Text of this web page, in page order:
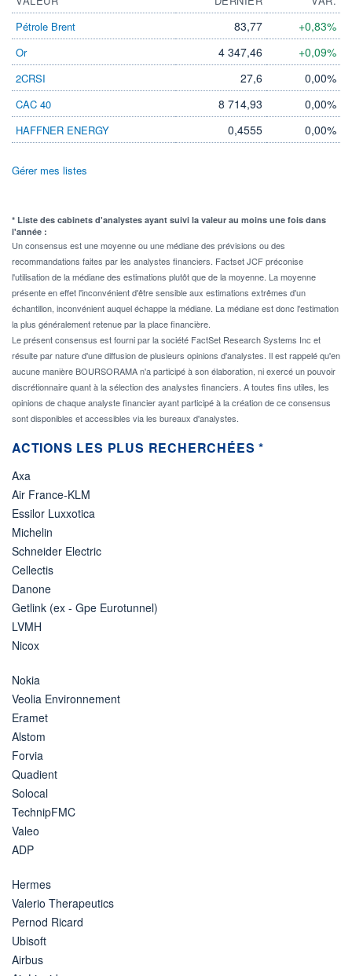
Pétrole Brent
83,77 +0,83%
Or 4 347,46 +0,09%
2CRSI 27,6 0,00%
CAC 40 8 714,93 0,00%
HAFFNER ENERGY 0,4555 0,00%
Gérer mes listes
* Liste des cabinets d'analystes ayant suivi la valeur au moins une fois dans
l'année :
Un consensus est une moyenne ou une médiane des prévisions ou des
recommandations faites par les analystes financiers. Factset JCF préconise
l'utilisation de la médiane des estimations plutôt que de la moyenne. La moyenne
présente en effet l'inconvénient d'être sensible aux estimations extrêmes d'un
échantillon, inconvénient auquel échappe la médiane. La médiane est donc l'estimation
la plus généralement retenue par la place financière.
Le présent consensus est fourni par la société FactSet Research Systems Inc et
résulte par nature d'une diffusion de plusieurs opinions d'analystes. Il est rappelé qu'en
aucune manière BOURSORAMA n'a participé à son élaboration, ni exercé un pouvoir
discrétionnaire quant à la sélection des analystes financiers. A toutes fins utiles, les
opinions de chaque analyste financier ayant participé à la création de ce consensus
sont disponibles et accessibles via les bureaux d'analystes.
ACTIONS LES PLUS RECHERCHÉES *
Axa
Air France-KLM
Essilor Luxxotica
Michelin
Schneider Electric
Cellectis
Danone
Getlink (ex - Gpe Eurotunnel)
LVMH
Nicox
Nokia
Veolia Environnement
Eramet
Alstom
Forvia
Quadient
Solocal
TechnipFMC
Valeo
ADP
Hermes
Valerio Therapeutics
Pernod Ricard
Ubisoft
Airbus